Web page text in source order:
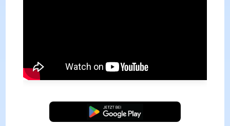
Kostenloser Download